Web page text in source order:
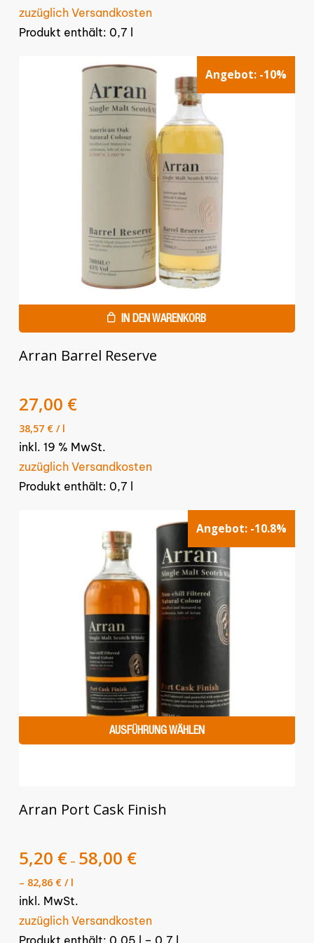
zuzüglich Versandkosten
Produkt enthält: 0,7 l
Angebot: -10%
IN DEN WARENKORB
Arran Barrel Reserve
Ursprünglicher
Preis
war:
29,90 €
27,00 €Aktueller
ist:
27,00 €.
38,57 €/ l
inkl. 19 % MwSt.
zuzüglich Versandkosten
Produkt enthält: 0,7 l
Angebot: -10.8%
AUSFÜHRUNG WÄHLEN
Produkt
mehrere
auf.
Die
Optionen
Arran Port Cask Finish
5,20 € – 58,00 €
– 82,86 €/ l
inkl. MwSt.
zuzüglich Versandkosten